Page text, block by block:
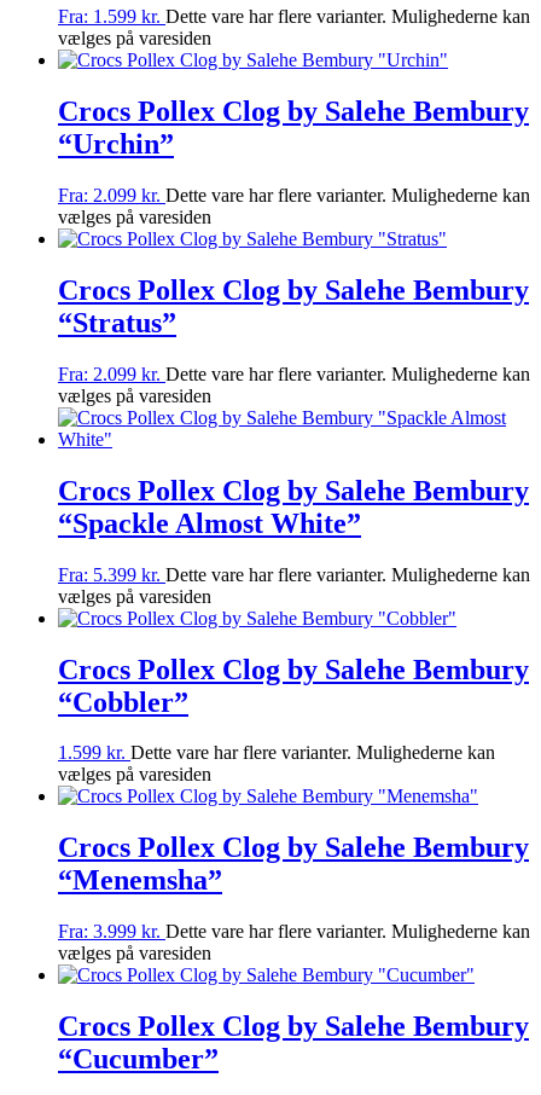
Fra: 1.599 kr. Dette vare har flere varianter. Mulighederne kan
vælges på varesiden
Crocs Pollex Clog by Salehe Bembury
“Urchin”
Fra: 2.099 kr. Dette vare har flere varianter. Mulighederne kan
vælges på varesiden
Crocs Pollex Clog by Salehe Bembury
“Stratus”
Fra: 2.099 kr. Dette vare har flere varianter. Mulighederne kan
vælges på varesiden
Crocs Pollex Clog by Salehe Bembury
“Spackle Almost White”
Fra: 5.399 kr. Dette vare har flere varianter. Mulighederne kan
vælges på varesiden
Crocs Pollex Clog by Salehe Bembury
“Cobbler”
1.599 kr. Dette vare har flere varianter. Mulighederne kan
vælges på varesiden
Crocs Pollex Clog by Salehe Bembury
“Menemsha”
Fra: 3.999 kr. Dette vare har flere varianter. Mulighederne kan
vælges på varesiden
Crocs Pollex Clog by Salehe Bembury
“Cucumber”